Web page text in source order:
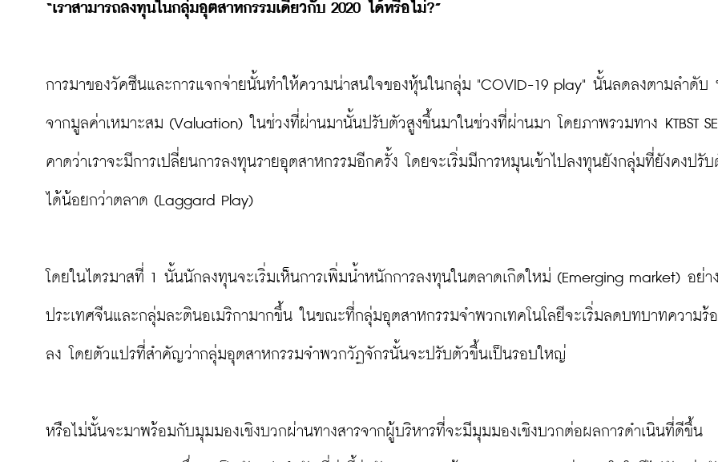
“เราสามารถลงทุนในกลุ่มอุตสาหกรรมเดียวกับ 2020 ได้หรือไม่?”
การมาของวัคซีนและการแจกจ่ายนั้นทำให้ความน่าสนใจของหุ้นในกลุ่ม "COVID-19 play" นั้นลดลงตามลำดับ
จากมูลค่าเหมาะสม (Valuation) ในช่วงที่ผ่านมานั้นปรับตัวสูงขึ้นมาในช่วงที่ผ่านมา โดยภาพรวมทาง KTBST
คาดว่าเราจะมีการเปลี่ยนการลงทุนรายอุตสาหกรรมอีกครั้ง โดยจะเริ่มมีการหมุนเข้าไปลงทุนยังกลุ่มที่ยังคงปรั
ได้น้อยกว่าตลาด (Laggard Play)
โดยในไตรมาสที่ 1 นั้นนักลงทุนจะเริ่มเห็นการเพิ่มน้ำหนักการลงทุนในตลาดเกิดใหม่ (Emerging market) อย่า
ประเทศจีนและกลุ่มละตินอเมริกามากขึ้น ในขณะที่กลุ่มอุตสาหกรรมจำพวกเทคโนโลยีจะเริ่มลดบทบาทความร้
ลง โดยตัวแปรที่สำคัญว่ากลุ่มอุตสาหกรรมจำพวกวัฏจักรนั้นจะปรับตัวขึ้นเป็นรอบใหญ่
หรือไม่นั้นจะมาพร้อมกับมุมมองเชิงบวกผ่านทางสารจากผู้บริหารที่จะมีมุมมองเชิงบวกต่อผลการดำเนินที่ดีขึ้น